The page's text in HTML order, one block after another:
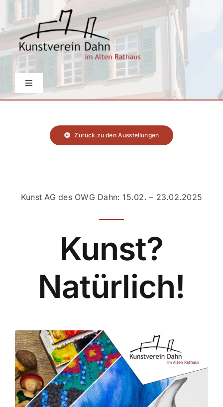
content
Toggle
Navigation
Ausstellungen
Mitgliedsbereich
Zurück zu den Ausstellungen
Kunst AG des OWG Dahn: 15.02. – 23.02.2025
Kunst?
Natürlich!